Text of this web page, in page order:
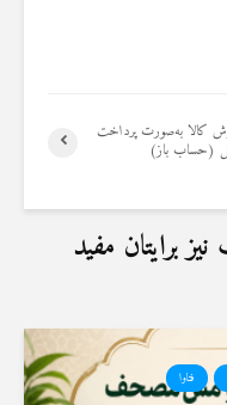
کالا به‌صورت پرداخت
(حساب باز)
برایتان مفید
فتاوا